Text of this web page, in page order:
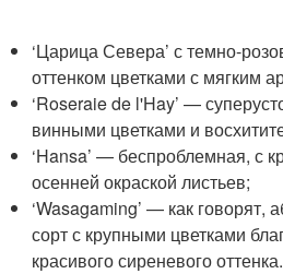
‘Царица Севера’ с темно-
оттенком цветками с мягким
‘Roseraie de l'Hay’ —
винными цветками и
‘Hansa’ — беспроблемная, с
осенней окраской листьев;
‘Wasagaming’ — как говорят,
сорт с крупными цветками
красивого сиреневого оттенка.